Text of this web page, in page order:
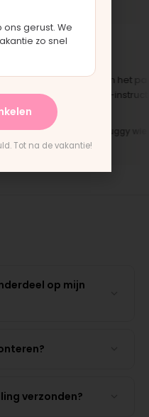
"Snelle levering en het
perfect. Montage-
duidelijk."
Anne · Mountain Buggy wiel
op mijn
verzonden?
ons gerust. We
zo snel
Tot na de vakantie!